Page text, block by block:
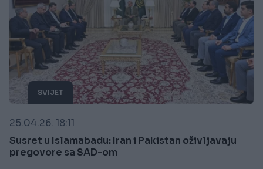
SVIJET
25.04.26. 18:11
Susret u Islamabadu: Iran i Pakistan oživljavaju
pregovore sa SAD-om